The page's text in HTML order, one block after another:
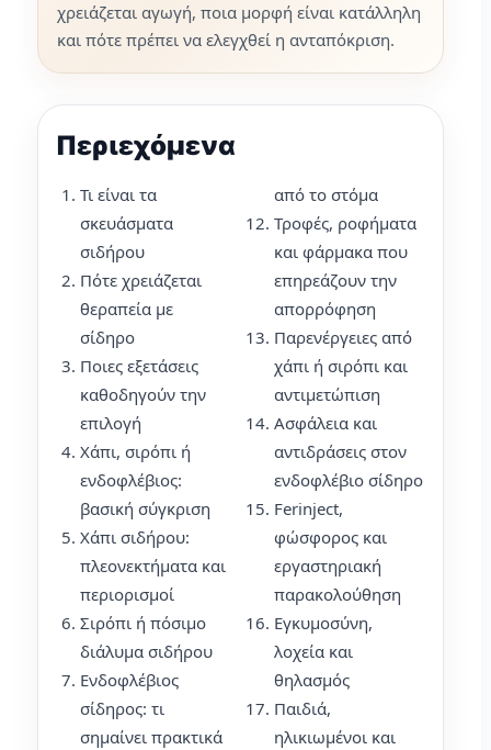
χρειάζεται αγωγή, ποια μορφή είναι κατάλληλη
και πότε πρέπει να ελεγχθεί η ανταπόκριση.
Περιεχόμενα
Τι είναι τα
σκευάσματα
σιδήρου
Πότε χρειάζεται
θεραπεία με
σίδηρο
Ποιες εξετάσεις
καθοδηγούν την
επιλογή
Χάπι, σιρόπι ή
ενδοφλέβιος:
βασική σύγκριση
Χάπι σιδήρου:
πλεονεκτήματα και
περιορισμοί
Σιρόπι ή πόσιμο
διάλυμα σιδήρου
Ενδοφλέβιος
σίδηρος: τι
σημαίνει πρακτικά
από το στόμα
Τροφές, ροφήματα
και φάρμακα που
επηρεάζουν την
απορρόφηση
Παρενέργειες από
χάπι ή σιρόπι και
αντιμετώπιση
Ασφάλεια και
αντιδράσεις στον
ενδοφλέβιο σίδηρο
Ferinject,
φώσφορος και
εργαστηριακή
παρακολούθηση
Εγκυμοσύνη,
λοχεία και
θηλασμός
Παιδιά,
ηλικιωμένοι και